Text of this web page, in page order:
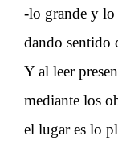
-lo grande y
dando sentido
Y al leer
mediante los
el lugar es lo